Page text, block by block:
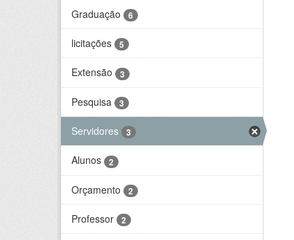
Graduação 6
licitações 5
Extensão 3
Pesquisa 3
Servidores 3
Alunos 2
Orçamento 2
Professor 2